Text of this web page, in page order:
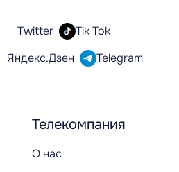
Телекомпания
О нас
Twitter
Tik Tok
Яндекс.Дзен
Telegram